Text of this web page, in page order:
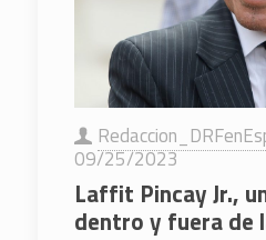
09/25/2023
Laffit Pincay Jr.,
dentro y fuera de